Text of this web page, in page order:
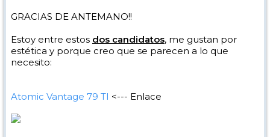
GRACIAS DE ANTEMANO!!
Estoy entre estos dos candidatos, me gustan por
estética y porque creo que se parecen a lo que
necesito:
Atomic Vantage 79 TI <--- Enlace